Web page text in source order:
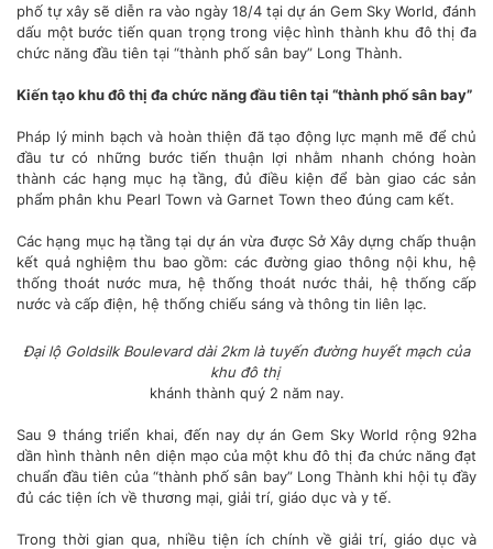
phố tự xây sẽ diễn ra vào ngày 18/4 tại dự án Gem Sky World, đánh
dấu một bước tiến quan trọng trong việc hình thành khu đô thị đa
chức năng đầu tiên tại “thành phố sân bay” Long Thành.
Kiến tạo khu đô thị đa chức năng đầu tiên tại “thành phố sân bay”
Pháp lý minh bạch và hoàn thiện đã tạo động lực mạnh mẽ để chủ
đầu tư có những bước tiến thuận lợi nhằm nhanh chóng hoàn
thành các hạng mục hạ tầng, đủ điều kiện để bàn giao các sản
phẩm phân khu Pearl Town và Garnet Town theo đúng cam kết.
Các hạng mục hạ tầng tại dự án vừa được Sở Xây dựng chấp thuận
kết quả nghiệm thu bao gồm: các đường giao thông nội khu, hệ
thống thoát nước mưa, hệ thống thoát nước thải, hệ thống cấp
nước và cấp điện, hệ thống chiếu sáng và thông tin liên lạc.
Đại lộ Goldsilk Boulevard dài 2km là tuyến đường huyết mạch của
khu đô thị
khánh thành quý 2 năm nay.
Sau 9 tháng triển khai, đến nay dự án Gem Sky World rộng 92ha
dần hình thành nên diện mạo của một khu đô thị đa chức năng đạt
chuẩn đầu tiên của “thành phố sân bay” Long Thành khi hội tụ đầy
đủ các tiện ích về thương mại, giải trí, giáo dục và y tế.
Trong thời gian qua, nhiều tiện ích chính về giải trí, giáo dục và